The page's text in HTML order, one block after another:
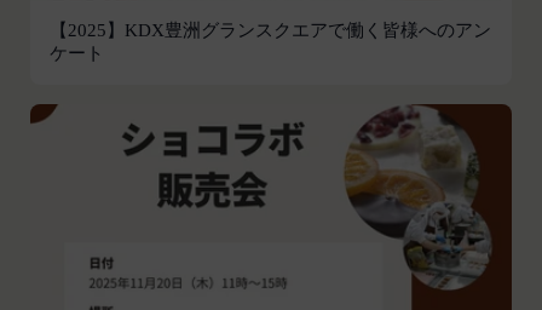
【2025】KDX豊洲グランスクエアで働く皆様へのアン
ケート
当社は、Facebook、Googleアカウント、Twitter
その他の外部サービスとの連携または外部サービス
社にお客様情報を提供することがあります。
法律上の理由
お客様の居住国内外において、法律、規則、法的手
段または公的もしくは政府機関からの要求により、
当社がお客様情報の全部または一部を開示すること
が必要になる場合があります。
氏名等を入力された本人が当該申し込みを行ったも
のとみなします。
れかの事由に該当する場合は、登録を拒否すること
があります。
当社に提供された登録情報の全部又は一部につ
き虚偽、誤記又は記載漏れがあった場合
当該登録希望者が、本サービス又は当社が提供
するその他のサービスの利用に際して、過去に
アカウント削除等の利用停止措置を受けたこと